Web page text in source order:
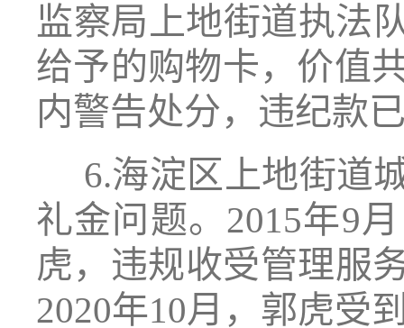
监察局上地街道执法
给予的购物卡，价值
内警告处分，违纪款
6.海淀区上地街道
礼金问题。2015年9
虎，违规收受管理服
2020年10月，郭虎受